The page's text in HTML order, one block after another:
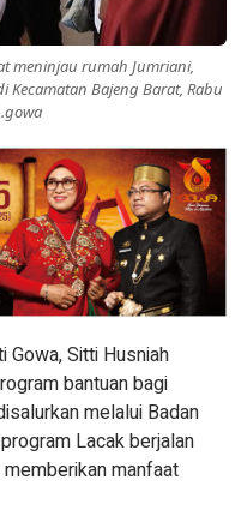
meninjau rumah Jumriani,
Bajeng Barat, Rabu
Gowa, Sitti Husniah
bantuan bagi
melalui Badan
Lacak berjalan
manfaat